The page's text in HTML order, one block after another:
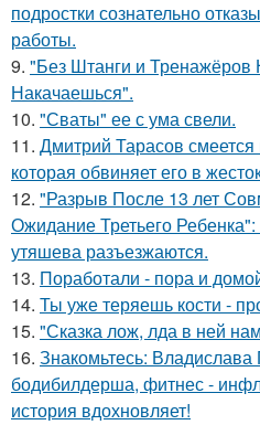
подростки сознательно
работы.
9. "Без Штанги и Тренажёров
Накачаешься".
10. "Сваты" ее с ума свели.
11. Дмитрий Тарасов
которая обвиняет его в
12. "Разрыв После 13 лет
Ожидание Третьего
утяшева разъезжаются.
13. Поработали - пора и
14. Ты уже теряешь кости -
15. "Сказка лож, лда в ней
16. Знакомьтесь: Владислава
бодибилдерша, фитнес -
история вдохновляет!